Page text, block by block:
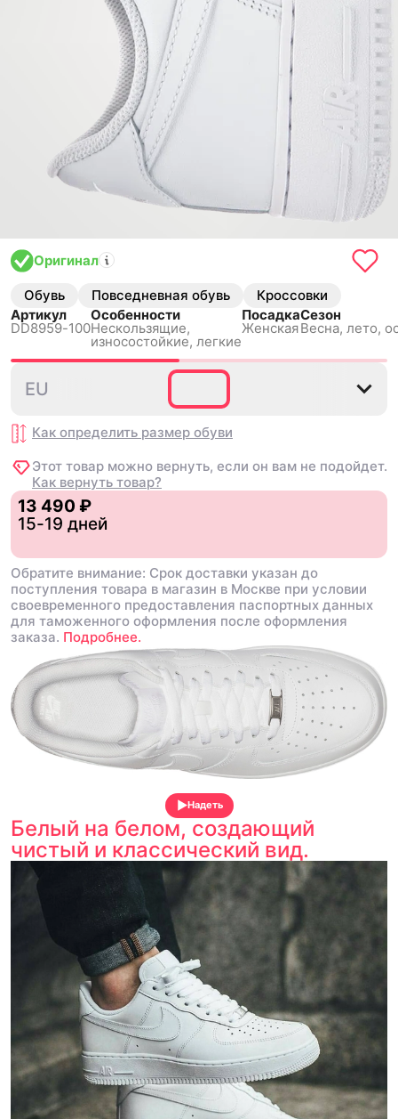
Оригинал
Обувь Повседневная обувь
Кроссовки
Артикул
DD8959-100
Особенности
Нескользящиe,
износостойкие, легкие
Посадка
Женская
Сезон
Весна, лето,
38
EU
Как определить размер обуви
Этот товар можно вернуть, если он вам не подойдет.
Как вернуть товар?
13 490 ₽
15-19 дней
Обратите внимание: Срок доставки указан до
поступления товара в магазин в Москве при условии
своевременного предоставления паспортных данных
для таможенного оформления после оформления
заказа. Подробнее.
Надеть
Белый на белом, создающий
чистый и классический вид.